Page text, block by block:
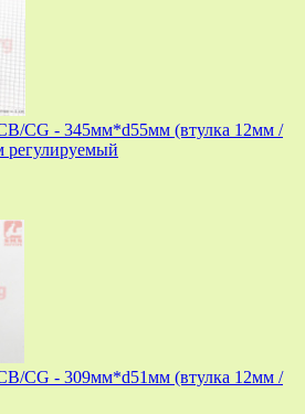
CG - 345мм*d55мм (втулка 12мм /
регулируемый
CG - 309мм*d51мм (втулка 12мм /